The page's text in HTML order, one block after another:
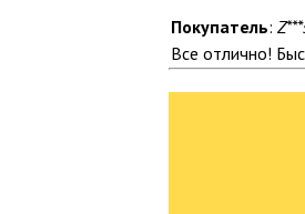
Покупатель:
Все отлично!